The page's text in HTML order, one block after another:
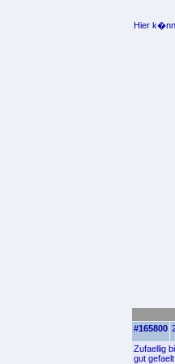
Hier
#165800
Zufaellig
gut gefaelt.